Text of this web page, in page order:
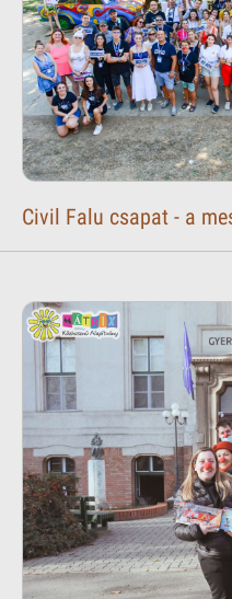
Civil Falu csapat - a